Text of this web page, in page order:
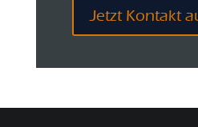
Jetzt Kontakt